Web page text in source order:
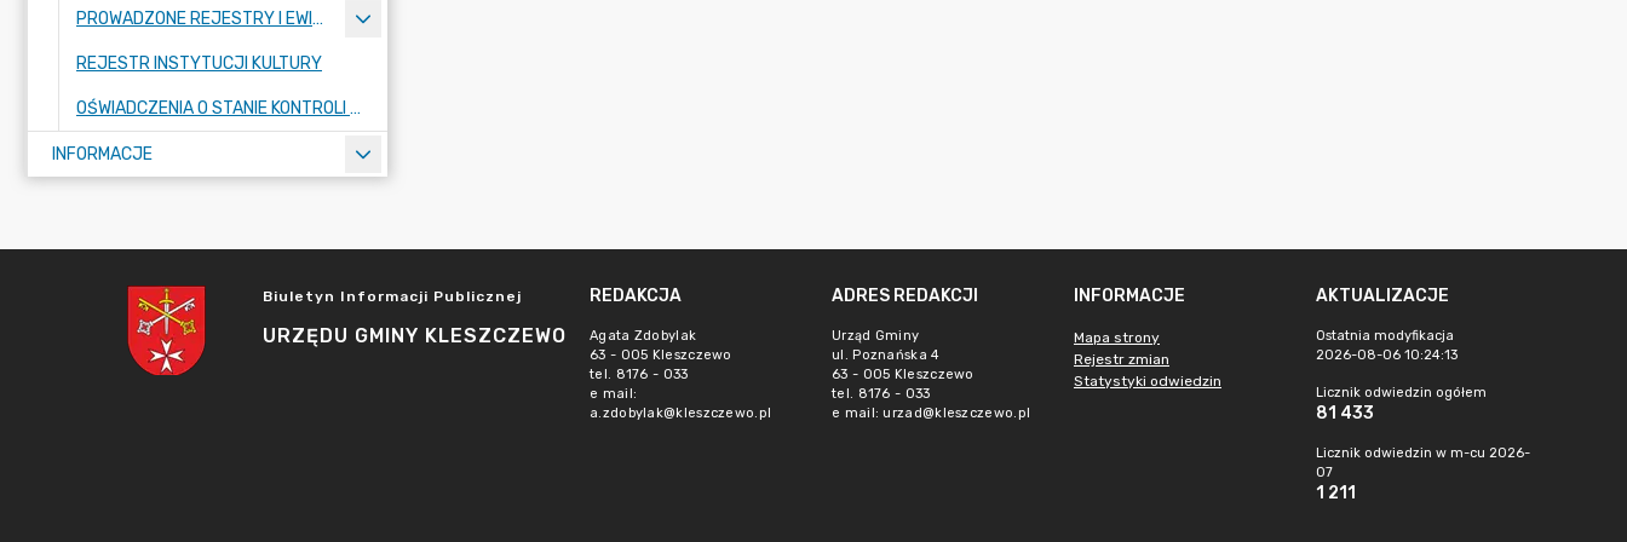
PROWADZONE REJESTRY I EWIDENCJE
REJESTR INSTYTUCJI KULTURY
OŚWIADCZENIA O STANIE KONTROLI ZARZĄDCZEJ
INFORMACJE
Biuletyn Informacji Publicznej
URZĘDU GMINY KLESZCZEWO
REDAKCJA
Agata Zdobylak
63 - 005 Kleszczewo
tel. 8176 - 033
e mail:
a.zdobylak@kleszczewo.pl
ADRES REDAKCJI
Urząd Gminy
ul. Poznańska 4
63 - 005 Kleszczewo
tel. 8176 - 033
e mail: urzad@kleszczewo.pl
INFORMACJE
Mapa strony
Rejestr zmian
Statystyki odwiedzin
AKTUALIZACJE
Ostatnia modyfikacja
2026-08-06 10:24:13
Licznik odwiedzin ogółem
81 433
Licznik odwiedzin w m-cu 2026-
07
1 211